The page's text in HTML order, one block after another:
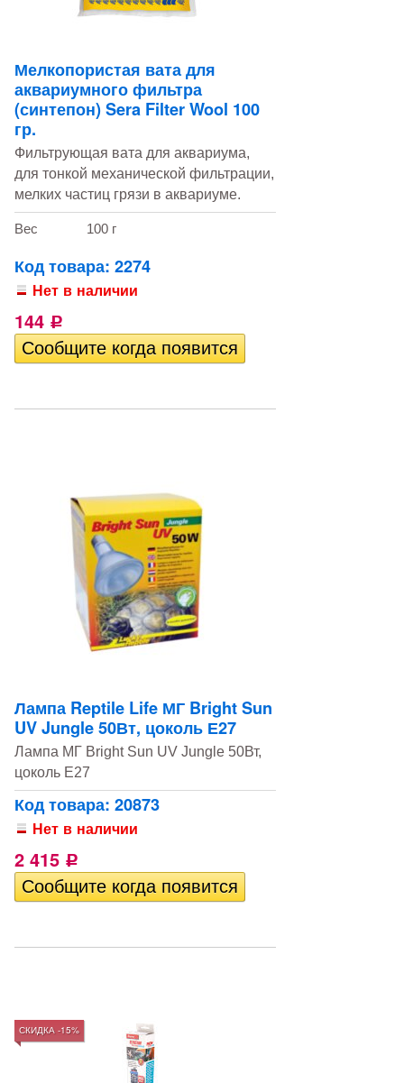
Мелкопористая вата для
аквариумного фильтра
(синтепон) Sera Filter Wool 100
гр.
Фильтрующая вата для аквариума,
для тонкой механической фильтрации,
мелких частиц грязи в аквариуме.
Вес 100 г
Код товара: 2274
Нет в наличии
144 Р
Лампа Reptile Life МГ Bright Sun
UV Jungle 50Вт, цоколь Е27
Лампа МГ Bright Sun UV Jungle 50Вт,
цоколь Е27
Код товара: 20873
Нет в наличии
2 415 Р
СКИДКА -15%